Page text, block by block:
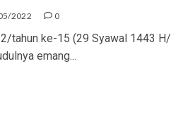
2022 0
tahun ke-15 (29 Syawal 1443 H/
emang...